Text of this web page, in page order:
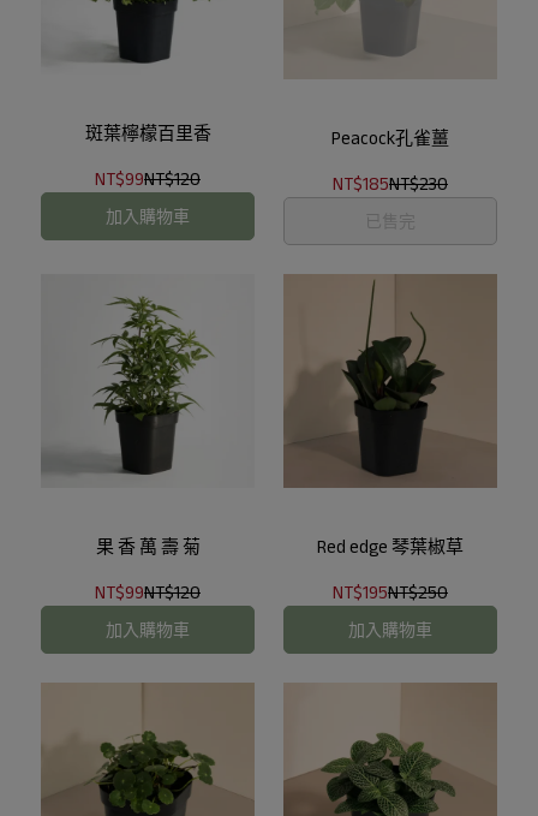
斑葉檸檬百里香
NT$99NT$120
加入購物車
Peacock孔雀薑
NT$185NT$230
已售完
果 香 萬 壽 菊
NT$99NT$120
加入購物車
Red edge 琴葉椒草
NT$195NT$250
加入購物車